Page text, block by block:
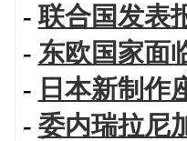
-联合国发表
- 东欧国家面
- 日本新制作
- 委内瑞拉尼